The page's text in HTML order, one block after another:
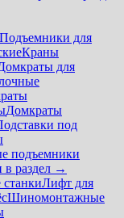
Подъемники для
Краны
для
Домкраты
под
подъемники
раздел →
Лифт для
Шиномонтажные